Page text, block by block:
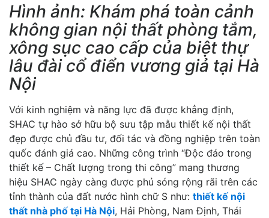
Hình ảnh: Khám phá toàn cảnh
không gian nội thất phòng tắm,
xông sục cao cấp của biệt thự
lâu đài cổ điển vương giả tại Hà
Nội
Với kinh nghiệm và năng lực đã được khẳng định,
SHAC tự hào sở hữu bộ sưu tập mẫu thiết kế nội thất
đẹp được chủ đầu tư, đối tác và đồng nghiệp trên toàn
quốc đánh giá cao. Những công trình “Độc đáo trong
thiết kế – Chất lượng trong thi công” mang thương
hiệu SHAC ngày càng được phủ sóng rộng rãi trên các
tỉnh thành của đất nước hình chữ S như: thiết kế nội
thất nhà phố tại Hà Nội, Hải Phòng, Nam Định, Thái